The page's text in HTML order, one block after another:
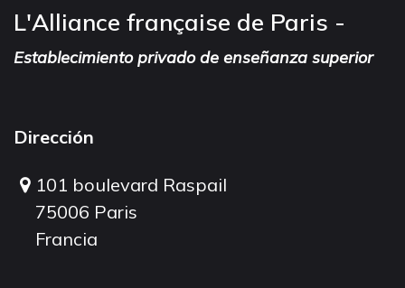
L'Alliance française de Paris -
Establecimiento privado de enseñanza superior
Dirección
101 boulevard Raspail
75006 Paris
Francia